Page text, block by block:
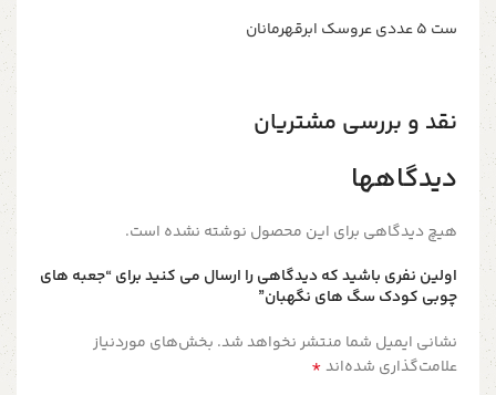
ست ۵ عددی عروسک ابرقهرمانان
نقد و بررسی مشتریان
دیدگاهها
هیچ دیدگاهی برای این محصول نوشته نشده است.
اولین نفری باشید که دیدگاهی را ارسال می کنید برای “جعبه های
چوبی کودک سگ های نگهبان”
نشانی ایمیل شما منتشر نخواهد شد. بخش‌های موردنیاز
علامت‌گذاری شده‌اند*